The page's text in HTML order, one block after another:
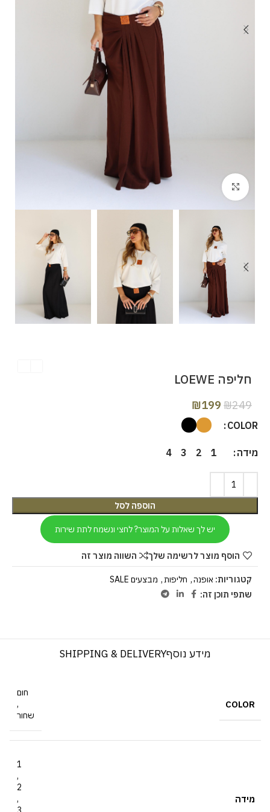
Click to enlarge
חליפה LOEWE
₪249
₪199
COLOR
מידה 1
2
3
4
הוספה לסל
יש לך שאלות על המוצר? לחצי ונשמח לתת שירות
הוסף מוצר לרשימה שלך השווה מוצר זה
קטגוריות: אופנה, חליפות, מבצעים SALE
שתפי תוכן זה:
מידע נוסףSHIPPING & DELIVERY
COLOR
חום
,
שחור
מידה
1
,
2
,